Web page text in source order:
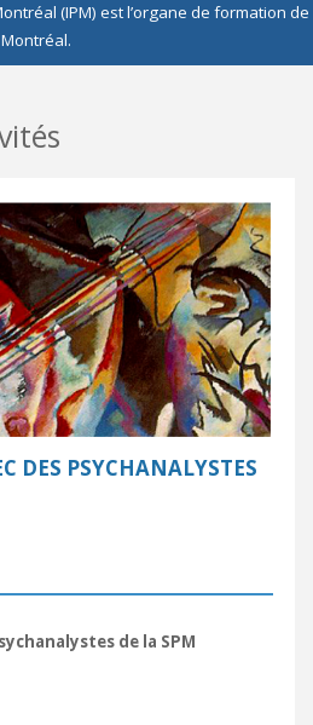
(IPM) est l’organe de formation de
DES PSYCHANALYSTES
de la SPM